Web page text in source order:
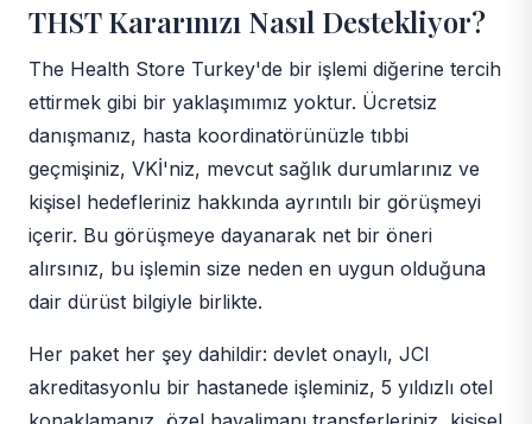
THST Kararınızı Nasıl Destekliyor?
The Health Store Turkey'de bir işlemi diğerine tercih
ettirmek gibi bir yaklaşımımız yoktur. Ücretsiz
danışmanız, hasta koordinatörünüzle tıbbi
geçmişiniz, VKİ'niz, mevcut sağlık durumlarınız ve
kişisel hedefleriniz hakkında ayrıntılı bir görüşmeyi
içerir. Bu görüşmeye dayanarak net bir öneri
alırsınız, bu işlemin size neden en uygun olduğuna
dair dürüst bilgiyle birlikte.
Her paket her şey dahildir: devlet onaylı, JCI
akreditasyonlu bir hastanede işleminiz, 5 yıldızlı otel